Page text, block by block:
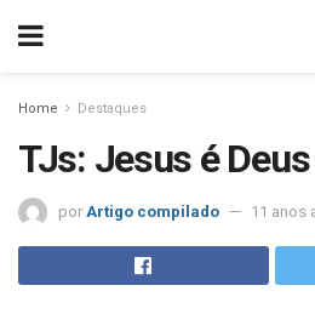
Home Destaques
TJs: Jesus é
por Artigo compilado 11 anos